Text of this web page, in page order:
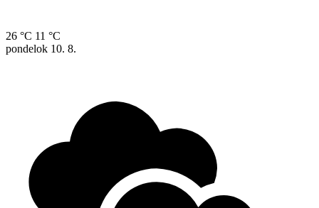
26 °C 11 °C
pondelok 10. 8.